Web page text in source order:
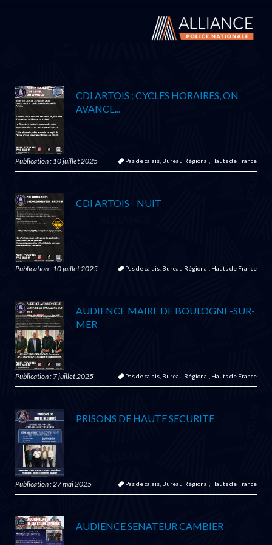
CDI ARTOIS : CYCLES HORAIRES, ON
AVANCE...
Publication : 10 juillet 2025 Pas de calais, Bureau Régional, Hauts de France
CDI ARTOIS - NUIT
Publication : 10 juillet 2025 Pas de calais, Bureau Régional, Hauts de France
AUDIENCE MAIRE DE BOULOGNE-SUR-
MER
Publication : 7 juillet 2025 Pas de calais, Bureau Régional, Hauts de France
PRISONS DE HAUTE SECURITE
Publication : 27 mai 2025 Pas de calais, Bureau Régional, Hauts de France
AUDIENCE SENATEUR CAMBIER